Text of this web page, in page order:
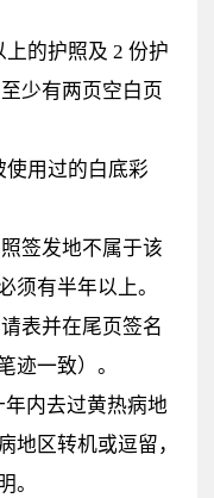
的护照及 2 份护
少有两页空白页
用过的白底彩
签发地不属于该
须有半年以上。
表并在尾页签名
迹一致）。
内去过黄热病地
地区转机或逗留，
。